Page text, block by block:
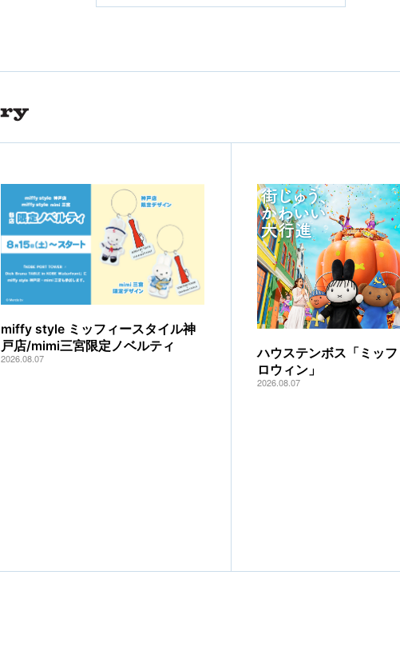
miffy style ミッフィースタイル神
戸店/mimi三宮限定ノベルティ
2026.08.07
ハウステンボス「ミッ
ロウィン」
2026.08.07